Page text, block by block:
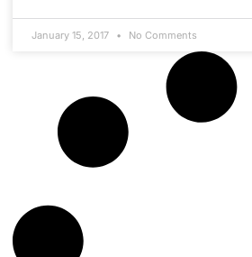
January 15, 2017 No Comments